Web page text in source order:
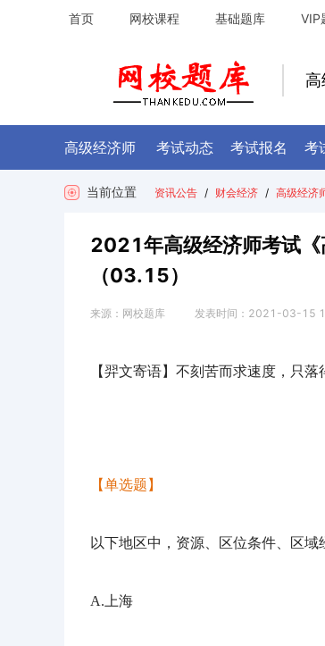
首页 网校课程 基础题库 VIP
高
高级经济师 考试动态 考试报名 考
当前位置 资讯公告 / 财会经济 / 高级经济
2021年高级经济师考试《
（03.15）
来源： 网校题库 发表时间： 2021-03-15
【羿文寄语】不刻苦而求速度，只
【单选题】
以下地区中，资源、区位条件、区域
A.上海